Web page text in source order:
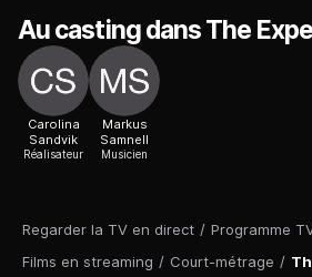
Regarder la TV en direct / Programme
Films en streaming / Court-métrage /
Au casting dans The
Carolina
Sandvik
Réalisateur
Markus
Samnell
Musicien